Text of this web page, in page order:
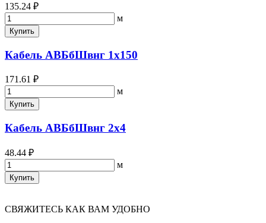
135.24 ₽
м
Купить
Кабель АВБбШвнг 1х150
171.61 ₽
м
Купить
Кабель АВБбШвнг 2х4
48.44 ₽
м
Купить
СВЯЖИТЕСЬ КАК ВАМ УДОБНО